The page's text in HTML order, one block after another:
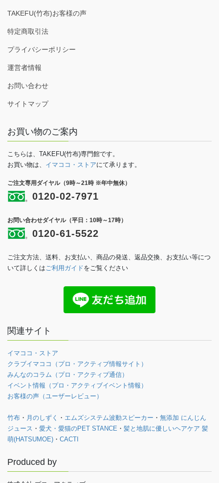
TAKEFU(竹布)お客様の声
特定商取引法
プライバシーポリシー
運営者情報
お問い合わせ
サイトマップ
お買い物のご案内
こちらは、TAKEFU(竹布)専門館です。
お買い物は、 イマココ・ストアにて承ります。
ご注文専用ダイヤル（9時～21時 ※年中無休）
0120-02-7971
お問い合わせダイヤル（平日：10時～17時）
0120-61-5522
ご注文方法、送料、お支払い、商品の発送、返品交換、お支払い等につ
いて詳しくはご利用ガイドをご覧ください
関連サイト
イマココ・ストア
クラブイマココ（プロ・アクティブ情報サイト）
みんなのコラム（プロ・アクティブ通信）
イベント情報（プロ・アクティブイベント情報）
お客様の声（ユーザーレビュー）
竹布 ・ 月のしずく ・ エムズシステム波動スピーカー ・ 無添加 にんじん
ジュース ・ 愛犬・愛猫のPET STANCE ・ 髪と地肌に優しいヘアケア 髪
萌(HATSUMOE) ・ CACTI
Produced by